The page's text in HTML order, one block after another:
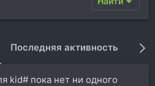
Последняя активность
kid# пока нет ни одного